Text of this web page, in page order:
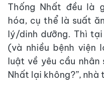
Thống Nhất đều là
hóa, cụ thể là suất
lý/dinh dưỡng. Thì tại
(và nhiều bệnh viện
luật về yêu cầu nhân
Nhất lại không?”, nhà